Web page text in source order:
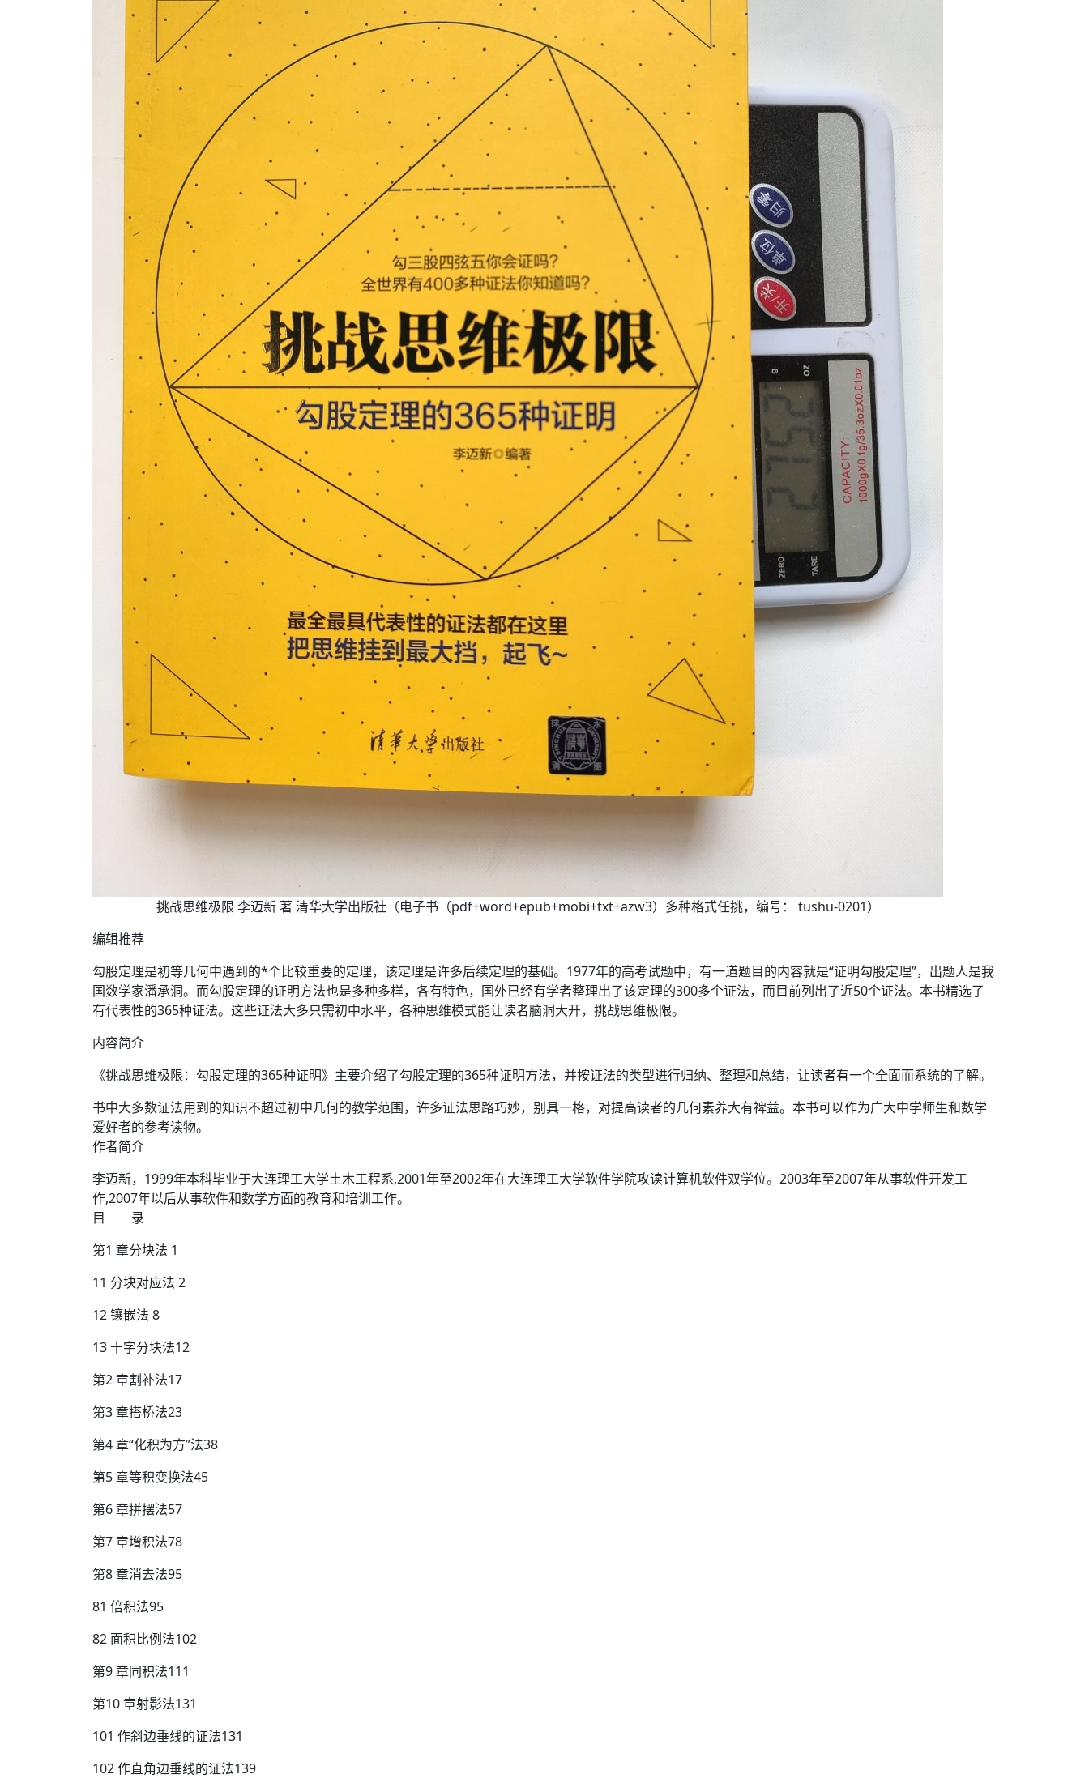
挑战思维极限 李迈新 著 清华大学出版社（电子书（pdf+word+epub+mobi+txt+azw3）多种格式任挑，编号： tushu-0201）
编辑推荐
勾股定理是初等几何中遇到的*个比较重要的定理，该定理是许多后续定理的基础。1977年的高考试题中，有一道题目的内容就是“证明勾股定理”，出题人是我
国数学家潘承洞。而勾股定理的证明方法也是多种多样，各有特色，国外已经有学者整理出了该定理的300多个证法，而目前列出了近50个证法。本书精选了
有代表性的365种证法。这些证法大多只需初中水平，各种思维模式能让读者脑洞大开，挑战思维极限。
内容简介
《挑战思维极限：勾股定理的365种证明》主要介绍了勾股定理的365种证明方法，并按证法的类型进行归纳、整理和总结，让读者有一个全面而系统的了解。
书中大多数证法用到的知识不超过初中几何的教学范围，许多证法思路巧妙，别具一格，对提高读者的几何素养大有裨益。本书可以作为广大中学师生和数学
爱好者的参考读物。
作者简介
李迈新，1999年本科毕业于大连理工大学土木工程系,2001年至2002年在大连理工大学软件学院攻读计算机软件双学位。2003年至2007年从事软件开发工
作,2007年以后从事软件和数学方面的教育和培训工作。
目 录
第1 章分块法 1
11 分块对应法 2
12 镶嵌法 8
13 十字分块法12
第2 章割补法17
第3 章搭桥法23
第4 章“化积为方”法38
第5 章等积变换法45
第6 章拼摆法57
第7 章增积法78
第8 章消去法95
81 倍积法95
82 面积比例法102
第9 章同积法111
第10 章射影法131
101 作斜边垂线的证法131
102 作直角边垂线的证法139